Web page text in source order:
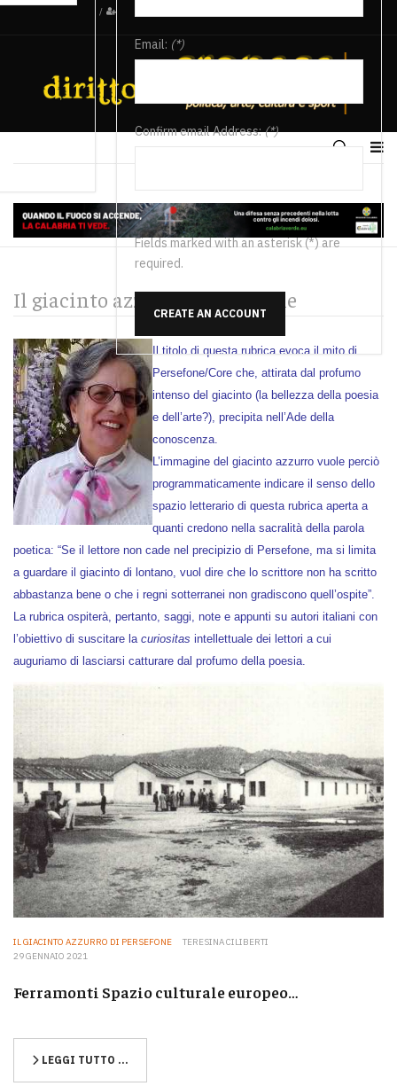
/
Email: (*)
Confirm email Address:(*)
Fields marked with an asterisk (*) are
required.
CREATE AN ACCOUNT
Il giacinto azzurro di Persefone
Il titolo di questa rubrica evoca il mito di
Persefone/Core che, attirata dal profumo
intenso del giacinto (la bellezza della poesia
e dell’arte?), precipita nell’Ade della
conoscenza.
L’immagine del giacinto azzurro vuole perciò
programmaticamente indicare il senso dello
spazio letterario di questa rubrica aperta a
quanti credono nella sacralità della parola
poetica: “Se il lettore non cade nel precipizio di Persefone, ma si limita
a guardare il giacinto di lontano, vuol dire che lo scrittore non ha scritto
abbastanza bene o che i regni sotterranei non gradiscono quell’ospite”.
La rubrica ospiterà, pertanto, saggi, note e appunti su autori italiani con
l’obiettivo di suscitare la curiositas intellettuale dei lettori a cui
auguriamo di lasciarsi catturare dal profumo della poesia.
IL GIACINTO AZZURRO DI PERSEFONE
TERESINA CILIBERTI
29 GENNAIO 2021
Ferramonti Spazio culturale europeo…
LEGGI TUTTO …